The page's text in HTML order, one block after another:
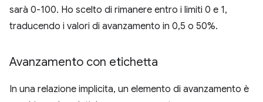
sarà 0-100. Ho scelto di rimanere entro i limiti 0 e 1,
traducendo i valori di avanzamento in 0,5 o 50%.
Avanzamento con etichetta
In una relazione implicita, un elemento di avanzamento è